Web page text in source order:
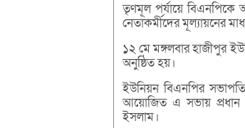
তৃণমূল পর্যায়ে বিএনপিকে
নেতাকর্মীদের মূল্যায়নের
১২ মে মঙ্গলবার হাজীপুর
অনুষ্ঠিত হয়।
ইউনিয়ন বিএনপির
আয়োজিত এ সভায় প্রধান
ইসলাম।